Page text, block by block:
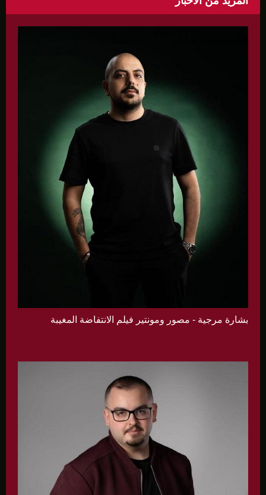
بشارة مرجية - مصور ومونتير فيلم الانتفاضة المغيبة